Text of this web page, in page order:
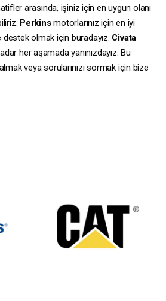
arasında, işiniz için en uygun olanı
Perkinsmotorlarınız için en iyi
olmak için buradayız. Civata
her aşamada yanınızdayız. Bu
veya sorularınızı sormak için bize